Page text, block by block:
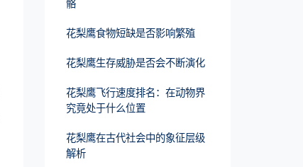
骼
花梨鹰食物短缺是否影响繁殖
花梨鹰生存威胁是否会不断演化
花梨鹰飞行速度排名：在动物界
究竟处于什么位置
花梨鹰在古代社会中的象征层级
解析